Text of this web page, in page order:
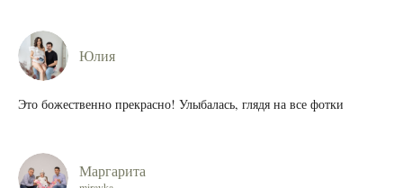
Юлия
Это божественно прекрасно! Улыбалась, глядя на все фотки
Маргарита